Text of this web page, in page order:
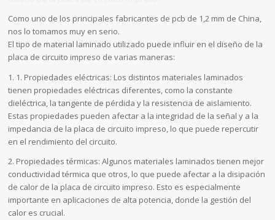
Como uno de los principales fabricantes de pcb de 1,2 mm de China,
nos lo tomamos muy en serio.
El tipo de material laminado utilizado puede influir en el diseño de la
placa de circuito impreso de varias maneras:
1. 1. Propiedades eléctricas: Los distintos materiales laminados
tienen propiedades eléctricas diferentes, como la constante
dieléctrica, la tangente de pérdida y la resistencia de aislamiento.
Estas propiedades pueden afectar a la integridad de la señal y a la
impedancia de la placa de circuito impreso, lo que puede repercutir
en el rendimiento del circuito.
2. Propiedades térmicas: Algunos materiales laminados tienen mejor
conductividad térmica que otros, lo que puede afectar a la disipación
de calor de la placa de circuito impreso. Esto es especialmente
importante en aplicaciones de alta potencia, donde la gestión del
calor es crucial.